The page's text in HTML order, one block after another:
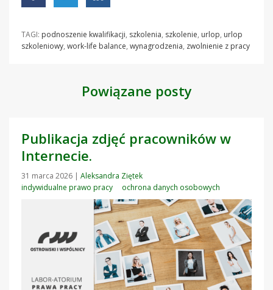
TAGI: podnoszenie kwalifikacji, szkolenia, szkolenie, urlop, urlop
szkoleniowy, work-life balance, wynagrodzenia, zwolnienie z pracy
Powiązane posty
Publikacja zdjęć pracowników w
Internecie.
31 marca 2026 | Aleksandra Ziętek
indywidualne prawo pracy
ochrona danych osobowych